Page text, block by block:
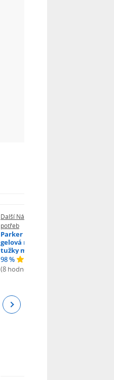
Další Náplně do psacích
potřeb
Parker 1502/0250346
gelová náplň do kuličkové
tužky modrá
98 %
(8 hodnocení)
Next